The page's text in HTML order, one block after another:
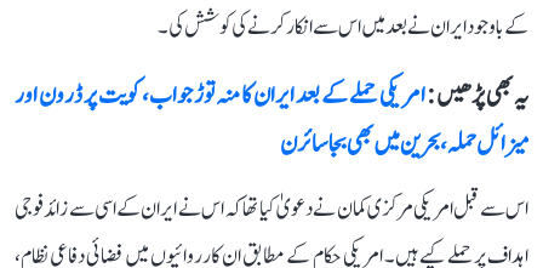
کے باوجود ایران نے بعد میں اس سے انکار کرنے کی کوشش کی۔
یہ بھی پڑھیں :امریکی حملے کے بعد ایران کا منہ توڑ جواب، کویت پر ڈرون اور
میزائل حملہ، بحرین میں بھی بجا سائرن
اس سے قبل امریکی مرکزی کمان نے دعویٰ کیا تھا کہ اس نے ایران کے اسی سے زائد فوجی
اہداف پر حملے کیے ہیں۔ امریکی حکام کے مطابق ان کارروائیوں میں فضائی دفاعی نظام،